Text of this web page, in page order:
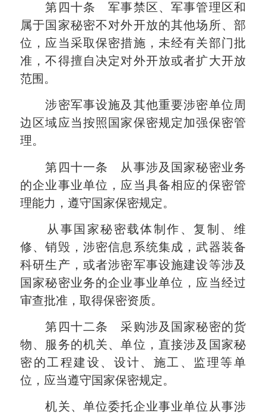
第四十条 军事禁区、军事管理区和
属于国家秘密不对外开放的其他场所、部
位，应当采取保密措施，未经有关部门批
准，不得擅自决定对外开放或者扩大开放
范围。
涉密军事设施及其他重要涉密单位周
边区域应当按照国家保密规定加强保密管
理。
第四十一条 从事涉及国家秘密业务
的企业事业单位，应当具备相应的保密管
理能力，遵守国家保密规定。
从事国家秘密载体制作、复制、维
修、销毁，涉密信息系统集成，武器装备
科研生产，或者涉密军事设施建设等涉及
国家秘密业务的企业事业单位，应当经过
审查批准，取得保密资质。
第四十二条 采购涉及国家秘密的货
物、服务的机关、单位，直接涉及国家秘
密的工程建设、设计、施工、监理等单
位，应当遵守国家保密规定。
机关、单位委托企业事业单位从事涉